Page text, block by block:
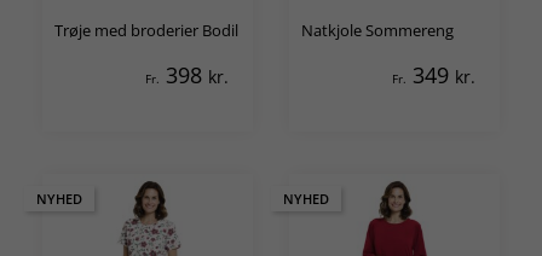
Trøje med broderier Bodil
Fr. 398 kr.
Natkjole Sommereng
Fr. 349 kr.
NYHED NYHED